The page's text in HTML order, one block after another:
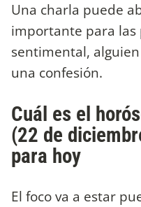
Una charla puede
importante para las
sentimental,
una confesión.
Cuál es el
(22 de
para hoy
El foco va a estar